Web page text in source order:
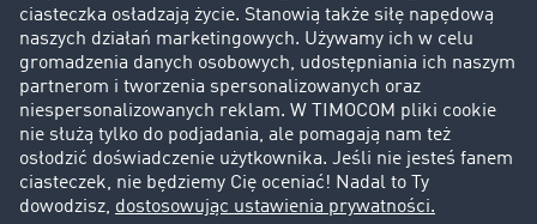
Klienci pozyskują nowych klientów
Informacje prawne
Impressum
OWU